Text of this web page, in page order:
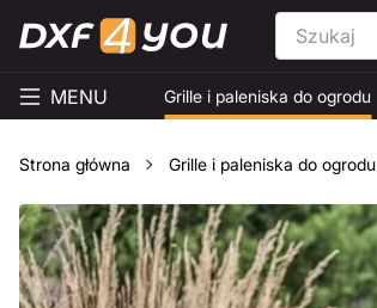
MENU Grille i paleniska do ogrodu
Strona główna Grille i paleniska do ogrodu